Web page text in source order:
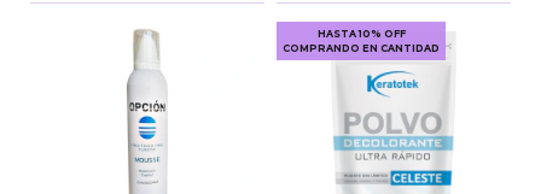
HASTA 10% OFF
COMPRANDO EN CANTIDAD